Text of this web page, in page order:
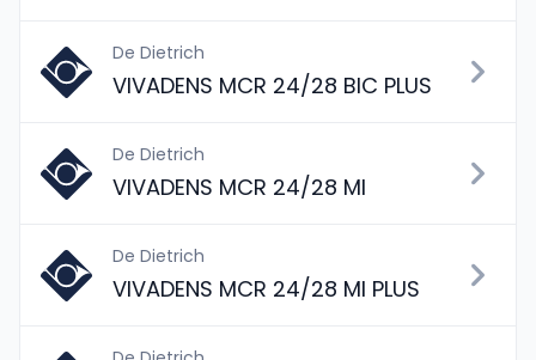
De Dietrich
VIVADENS MCR 24/28 BIC PLUS
De Dietrich
VIVADENS MCR 24/28 MI
De Dietrich
VIVADENS MCR 24/28 MI PLUS